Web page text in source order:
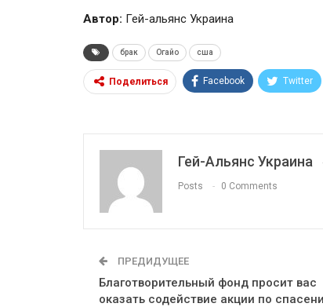
Автор: Гей-альянс Украина
брак Огайо сша
Поделиться Facebook Twitter
Гей-Альянс Украина
Posts 0 Comments
ПРЕДИДУЩЕЕ
Благотворительный фонд просит вас
оказать содействие акции по